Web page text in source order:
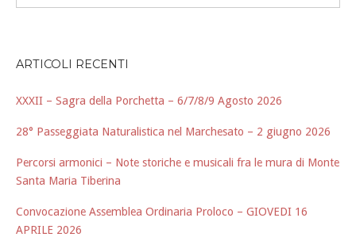
ARTICOLI RECENTI
XXXII – Sagra della Porchetta – 6/7/8/9 Agosto 2026
28° Passeggiata Naturalistica nel Marchesato – 2 giugno 2026
Percorsi armonici – Note storiche e musicali fra le mura di Monte
Santa Maria Tiberina
Convocazione Assemblea Ordinaria Proloco – GIOVEDI 16
APRILE 2026